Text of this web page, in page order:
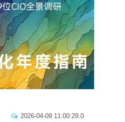
2026-04-09 11:00:29.0